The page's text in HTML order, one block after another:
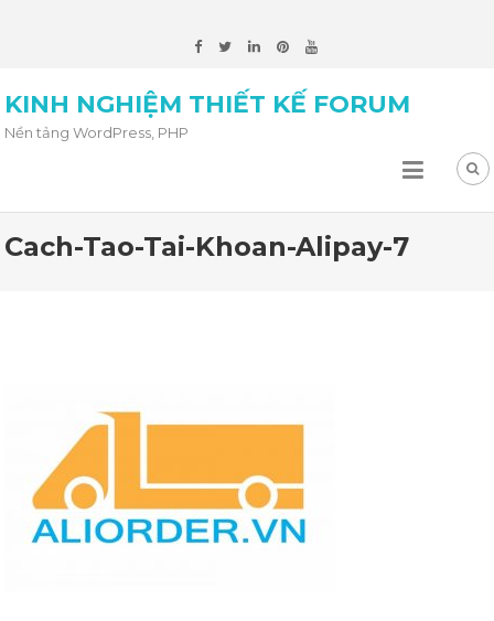
KINH NGHIỆM THIẾT KẾ FORUM
Nền tảng WordPress, PHP
Cach-Tao-Tai-Khoan-Alipay-7